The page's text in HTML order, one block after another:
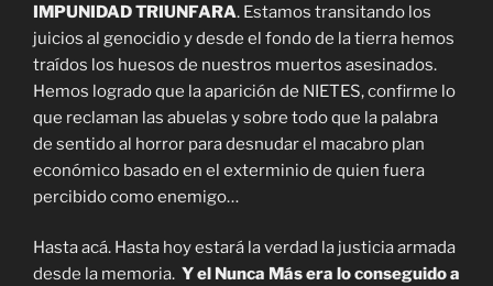
IMPUNIDAD TRIUNFARA. Estamos transitando los
juicios al genocidio y desde el fondo de la tierra hemos
traídos los huesos de nuestros muertos asesinados.
Hemos logrado que la aparición de NIETES, confirme lo
que reclaman las abuelas y sobre todo que la palabra
de sentido al horror para desnudar el macabro plan
económico basado en el exterminio de quien fuera
percibido como enemigo…
Hasta acá. Hasta hoy estará la verdad la justicia armada
desde la memoria. Y el Nunca Más era lo conseguido a